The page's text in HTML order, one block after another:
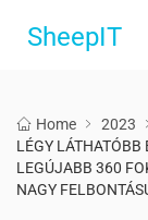
SheepIT
Home 2023
LÉGY
LEGÚJABB 360
NAGY